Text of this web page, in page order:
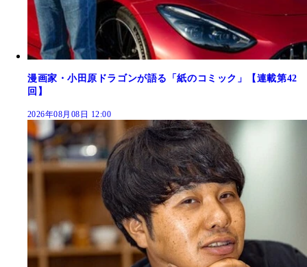
漫画家・小田原ドラゴンが語る「紙のコミック」【連載第42
回】
2026年08月08日 12:00